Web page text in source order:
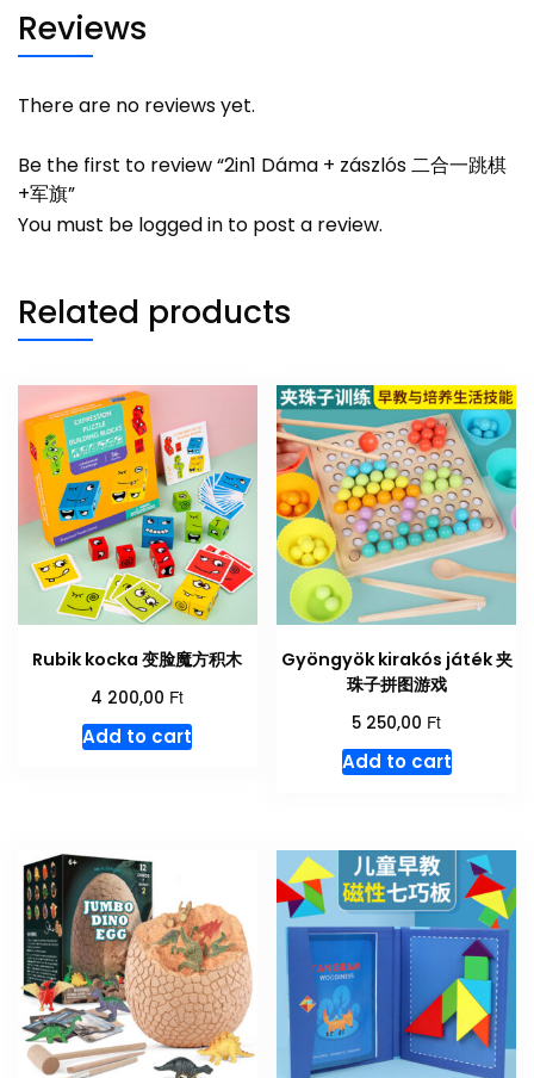
Reviews
There are no reviews yet.
Be the first to review “2in1 Dáma + zászlós 二合一跳棋
+军旗”
You must be logged in to post a review.
Related products
Rubik kocka 变脸魔方积木
4 200,00 Ft
Add to cart
Gyöngyök kirakós játék 夹
珠子拼图游戏
5 250,00 Ft
Add to cart